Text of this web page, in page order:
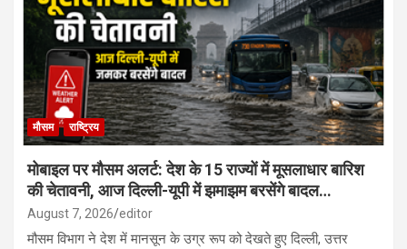
मौसम राष्ट्रिय
मोबाइल पर मौसम अलर्ट: देश के 15 राज्यों में मूसलाधार बारिश
की चेतावनी, आज दिल्ली-यूपी में झमाझम बरसेंगे बादल…
August 7, 2026 editor
मौसम विभाग ने देश में मानसून के उग्र रूप को देखते हुए दिल्ली, उत्तर